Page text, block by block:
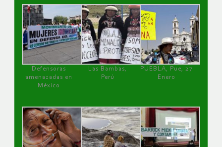
Defensoras
amenazadas en
México
Las Bambas,
Perú
PUEBLA, Pue, 27
Enero